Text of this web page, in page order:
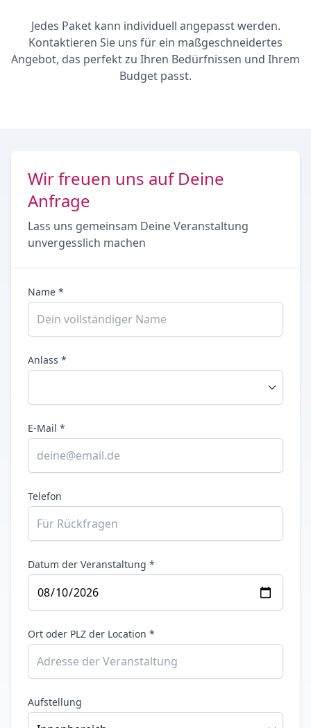
Jedes Paket kann individuell angepasst werden.
Kontaktieren Sie uns für ein maßgeschneidertes
Angebot, das perfekt zu Ihren Bedürfnissen und Ihrem
Budget passt.
Wir freuen uns auf Deine
Anfrage
Lass uns gemeinsam Deine Veranstaltung
unvergesslich machen
Name *
Anlass *
E-Mail *
Telefon
Datum der Veranstaltung *
Ort oder PLZ der Location *
Aufstellung